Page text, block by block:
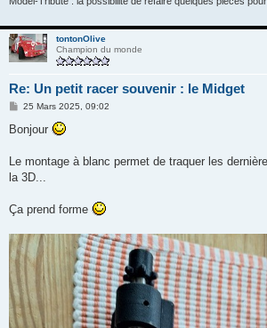
tontonOlive
Champion du monde
Re: Un petit racer souvenir : le Midget
M
s
g
25 Mars 2025, 09:02
Bonjour
Le montage à blanc permet de traquer les
la 3D...
Ça prend forme